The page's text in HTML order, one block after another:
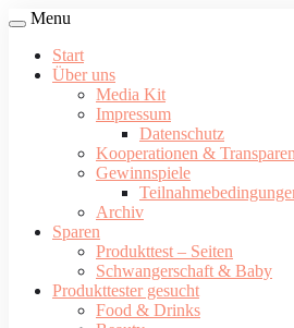
Menu
Start
Über uns
Media Kit
Impressum
Datenschutz
Kooperationen &
Gewinnspiele
Archiv
Sparen
Produkttest – Seiten
Schwangerschaft & Baby
Produkttester gesucht
Food & Drinks